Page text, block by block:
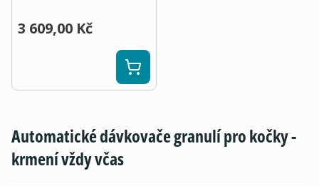
3 609,00 Kč
Automatické dávkovače granulí pro kočky -
krmení vždy včas